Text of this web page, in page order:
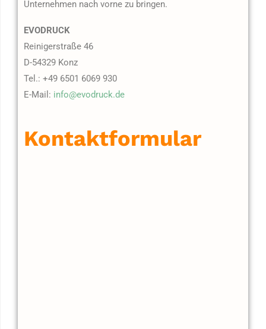
Unternehmen nach vorne zu bringen.
EVODRUCK
Reinigerstraße 46
D-54329 Konz
Tel.: +49 6501 6069 930
E-Mail: info@evodruck.de
Kontaktformular